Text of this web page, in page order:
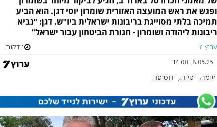
ופגש את ראש המועצה האזורית שומרון יוסי דגן. הוא הביע
תמיכה בלתי מסוייגת בריבונות ישראלית ביו"ש. דגן: "נביא
ריבונות ליהודה ושומרון - חגורת הביטחון עבור ישראל"
ערוץ 7 1 דקות
8.05.25, 14:00
שומרון יוסי דגן ברוס פרל